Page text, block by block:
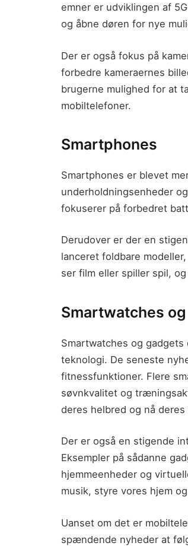
emner er udviklingen af
og åbne døren for nye
Der er også fokus på
forbedre kameraernes
brugerne mulighed for at
mobiltelefoner.
Smartphones
Smartphones er blevet
underholdningsenheder
fokuserer på forbedret
Derudover er der en
lanceret foldbare
ser film eller spiller spil,
Smartwatches
Smartwatches og
teknologi. De seneste
fitnessfunktioner. Flere
søvnkvalitet og
deres helbred og nå
Der er også en stigende
Eksempler på sådanne
hjemmeenheder og
musik, styre vores hjem
Uanset om det er
spændende nyheder at